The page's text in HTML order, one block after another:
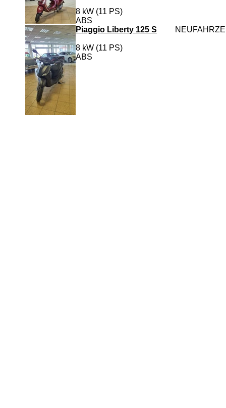
8 kW (11 PS)
ABS
Piaggio Liberty 125 S
8 kW (11 PS)
ABS